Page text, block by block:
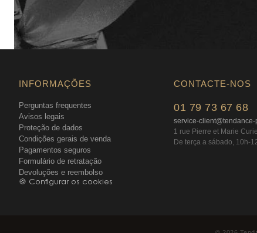
INFORMAÇÕES
Perguntas frequentes
Avisos legais
Proteção de dados
Condições gerais de venda
Pagamentos seguros
Formulário de retratação
Devoluções e reembolso
🍪 Configurar os cookies
CONTACTE-NOS
01 79 73 67 68
service-client@tendance-
1 rue Pierre et Marie
De terça a sábado, 10h-